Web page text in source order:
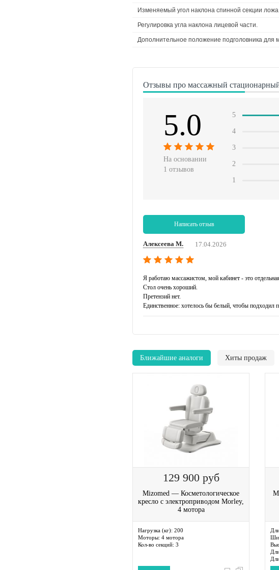
Изменяемый угол наклона спинной секции ложа.
Регулировка угла наклона лицевой части.
Дополнительное положение подголовника для
Отзывы про массажный
5.0
На основании
1 отзывов
5
4
3
2
1
Написать отзыв
Алексеева М. 17.04.2026
Я работаю массажистом, мой кабинет - это
Стол очень хороший.
Претензий нет.
Единственное: хотелось бы белый, чтобы подходил
Ближайшие аналоги Хиты продаж
129 900 руб
Mizomed — Косметологическое
кресло с электроприводом Morley,
4 мотора
Нагрузка (кг): 200
Моторы: 4 мотора
Кол-во секций: 3